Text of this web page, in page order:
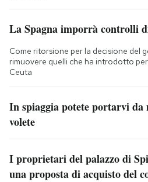
La Spagna imporrà controlli
Come ritorsione per la decisione del
rimuovere quelli che ha introdotto
Ceuta
In spiaggia potete portarvi da
volete
I proprietari del palazzo di
una proposta di acquisto del